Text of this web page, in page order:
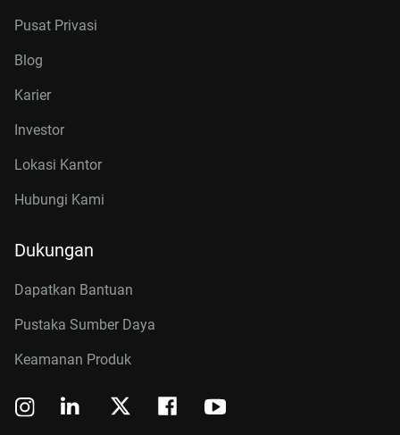
Pusat Privasi
Blog
Karier
Investor
Lokasi Kantor
Hubungi Kami
Dukungan
Dapatkan Bantuan
Pustaka Sumber Daya
Keamanan Produk